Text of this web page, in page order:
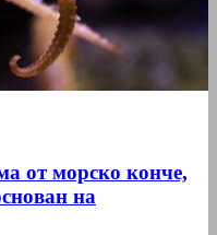
от морско конче,
на